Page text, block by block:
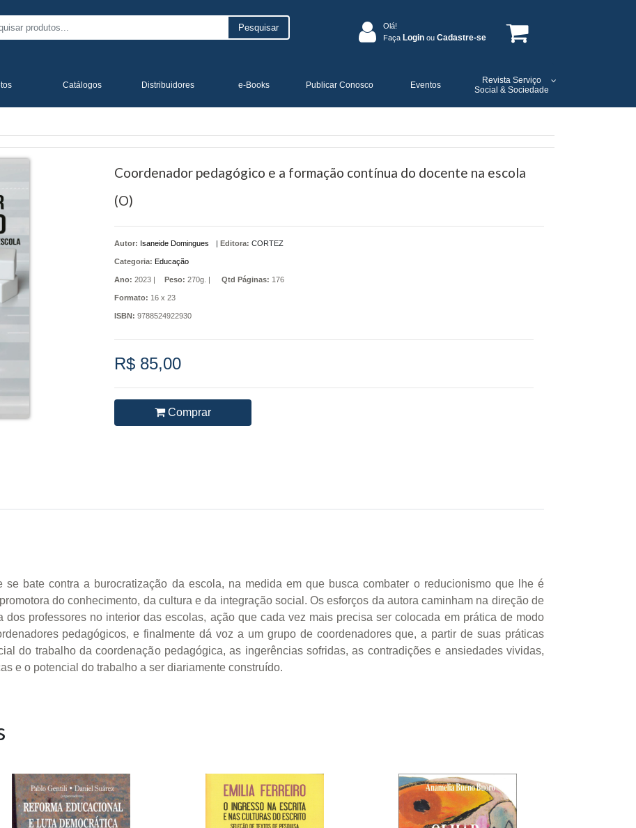
Pesquisar
Olá!
Faça Login ou Cadastre-se
Catálogos Distribuidores e-Books Publicar Conosco Eventos
Revista Serviço
Social & Sociedade
Coordenador pedagógico e a formação contínua do docente na escola
(O)
Autor: Isaneide Domingues | Editora: CORTEZ
Categoria: Educação
Ano: 2023 | Peso: 270g. | Qtd Páginas: 176
Formato: 16 x 23
ISBN: 9788524922930
R$ 85,00
Comprar
bate contra a burocratização da escola, na medida em que busca combater o reducionismo que lhe é
do conhecimento, da cultura e da integração social. Os esforços da autora caminham na direção de
dos professores no interior das escolas, ação que cada vez mais precisa ser colocada em prática de modo
pedagógicos, e finalmente dá voz a um grupo de coordenadores que, a partir de suas práticas
do trabalho da coordenação pedagógica, as ingerências sofridas, as contradições e ansiedades vividas,
e o potencial do trabalho a ser diariamente construído.